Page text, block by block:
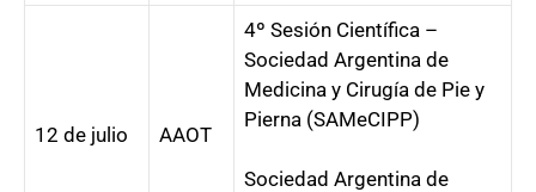
12 de julio AAOT
4º Sesión Científica –
Sociedad Argentina de
Medicina y Cirugía de Pie y
Pierna (SAMeCIPP)
Sociedad Argentina de